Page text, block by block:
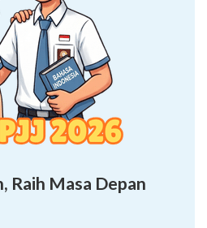
Raih Masa Depan